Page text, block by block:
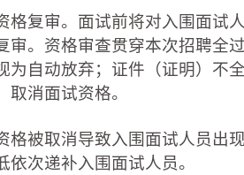
格复审。面试前将对入围面
审。资格审查贯穿本次招聘全
为自动放弃；证件（证明）不
取消面试资格。
格被取消导致入围面试人员出
依次递补入围面试人员。